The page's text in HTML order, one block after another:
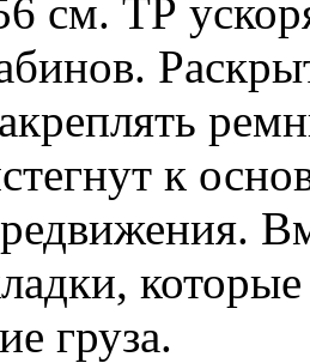
см. ТР
к
груза.